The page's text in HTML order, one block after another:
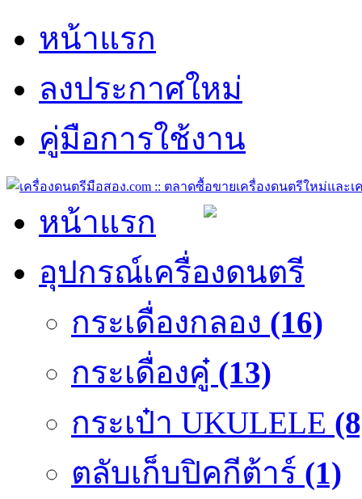
หน้าแรก
ลงประกาศใหม่
คู่มือการใช้งาน
หน้าแรก
อุปกรณ์เครื่องดนตรี
กระเดื่องกลอง (16)
กระเดื่องคู๋ (13)
กระเป๋า UKULELE
ตลับเก็บปิคกีต้าร์ (1)